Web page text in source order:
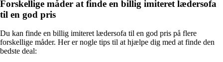
Forskellige måder at finde en billig imiteret lædersofa
til en god pris
Du kan finde en billig imiteret lædersofa til en god pris på flere
forskellige måder. Her er nogle tips til at hjælpe dig med at finde den
bedste deal: